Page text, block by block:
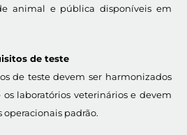
animal e pública disponíveis em
de teste
de teste devem ser harmonizados
laboratórios veterinários e devem
padrão.